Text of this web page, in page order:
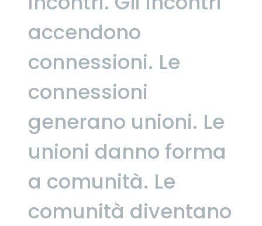
accendono
connessioni. Le
connessioni
generano unioni. Le
unioni danno forma
a comunità. Le
comunità diventano